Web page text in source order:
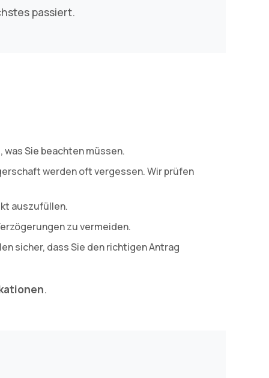
passiert.
Sie beachten müssen.
werden oft vergessen. Wir prüfen
auszufüllen.
zu vermeiden.
sicher, dass Sie den richtigen Antrag
.